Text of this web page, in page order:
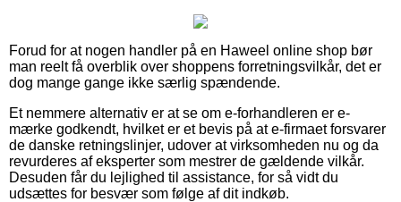
Forud for at nogen handler på en Haweel online shop bør
man reelt få overblik over shoppens forretningsvilkår, det er
dog mange gange ikke særlig spændende.
Et nemmere alternativ er at se om e-forhandleren er e-
mærke godkendt, hvilket er et bevis på at e-firmaet forsvarer
de danske retningslinjer, udover at virksomheden nu og da
revurderes af eksperter som mestrer de gældende vilkår.
Desuden får du lejlighed til assistance, for så vidt du
udsættes for besvær som følge af dit indkøb.